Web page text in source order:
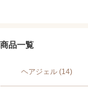
品一覧
ヘアジェル (14)